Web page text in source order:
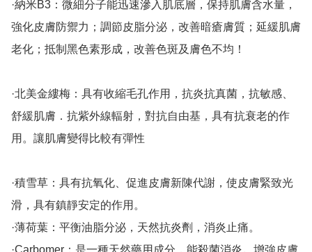
·納米B3：微細分子能迅速滲入肌底層，保持肌膚含水量，
強化皮膚防禦力；調節皮脂分泌，改善暗瘡膚質；延緩肌膚
老化；抵制黑色素形成，改善色斑及膚色不均！
·北美金縷梅：具有收縮毛孔作用，抗炎抗真菌，抗敏感、
舒緩肌膚．抗紫外線輻射，對抗自由基，具有抗衰老的作
用。讓肌膚變得比較有彈性
·積雪草：具有抗氧化、促進皮膚新陳代謝，使皮膚緊致光
滑，具有鎮靜安定的作用。
·薄荷葉：平衡油脂分泌，天然抗炎劑，消炎止痛。